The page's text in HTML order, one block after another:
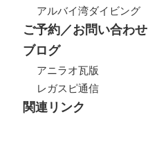
アルバイ湾ダイビング
ご予約／お問い合わせ
ブログ
アニラオ瓦版
レガスピ通信
関連リンク